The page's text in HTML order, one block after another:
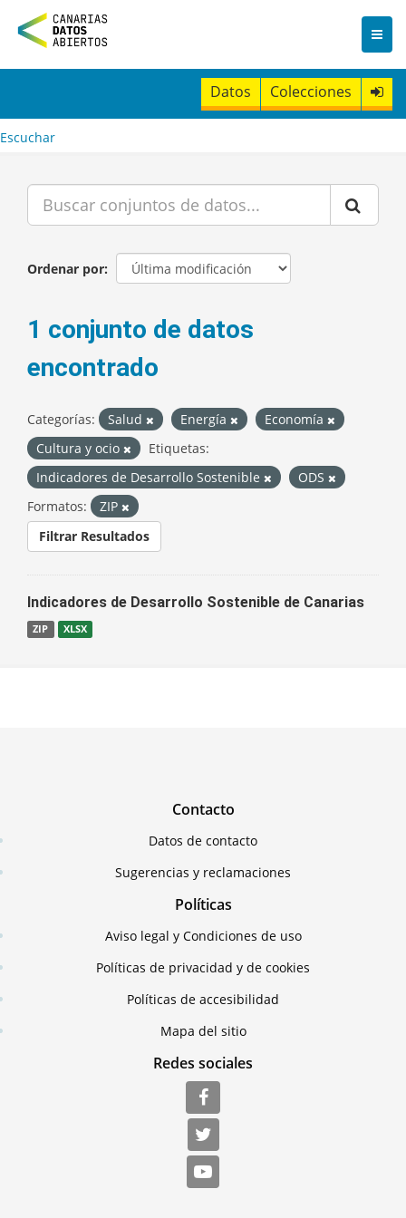
n
t
Datos Colecciones
Escuchar
Ordenar por
1 conjunto de datos
encontrado
Categorías: Salud Energía
Economía
Cultura y ocio
Etiquetas:
Indicadores de Desarrollo Sostenible
ODS
Formatos:
ZIP
Filtrar Resultados
Indicadores de Desarrollo Sostenible de Canarias
ZIP XLSX
Contacto
Datos de contacto
Sugerencias y reclamaciones
Políticas
Aviso legal y Condiciones de uso
Políticas de privacidad y de cookies
Políticas de accesibilidad
Mapa del sitio
Redes sociales